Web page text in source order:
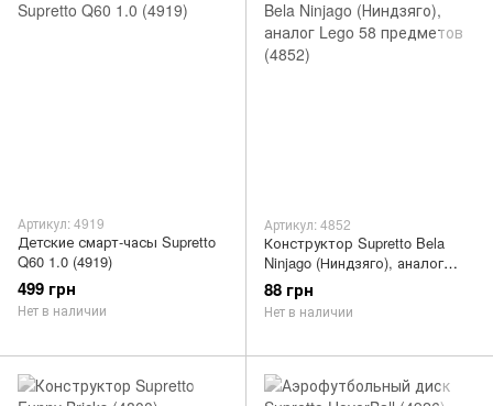
Артикул: 4919
Детские смарт-часы Supretto
Q60 1.0 (4919)
499 грн
Нет в наличии
Артикул: 4852
Конструктор Supretto Bela
Ninjago (Ниндзяго), аналог
Lego 58 предметов (4852)
88 грн
Нет в наличии